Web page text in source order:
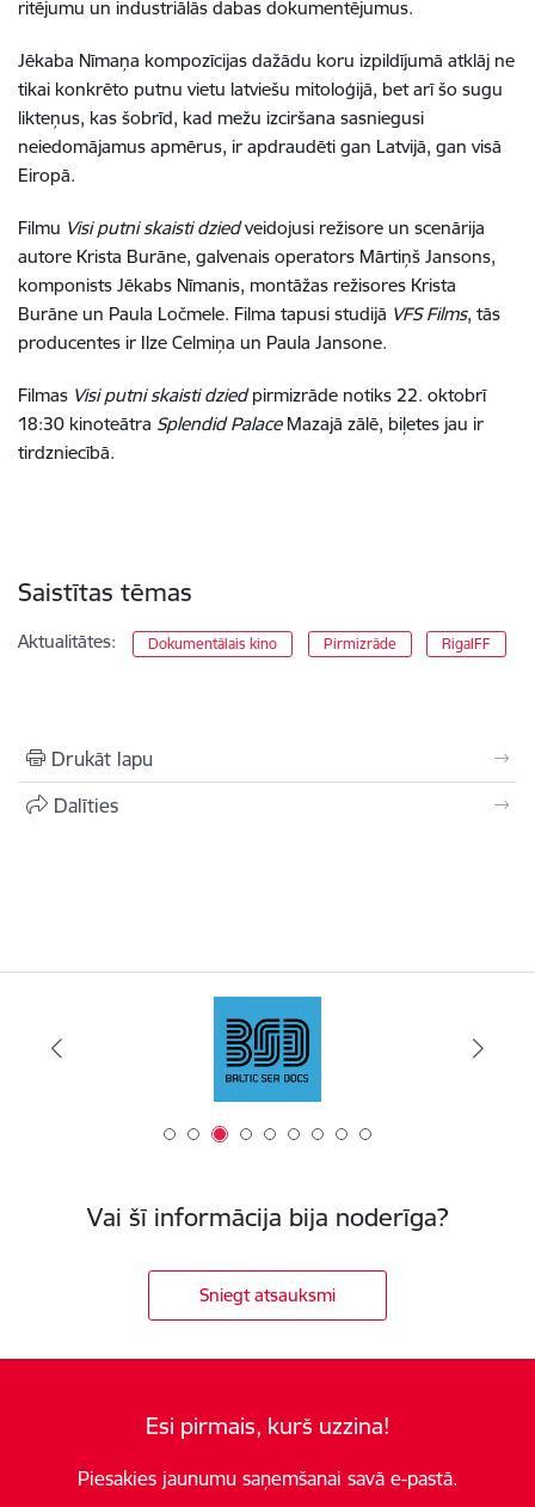
ritējumu un industriālās dabas dokumentējumus.
Jēkaba Nīmaņa kompozīcijas dažādu koru izpildījumā atklāj ne
tikai konkrēto putnu vietu latviešu mitoloģijā, bet arī šo sugu
likteņus, kas šobrīd, kad mežu izciršana sasniegusi
neiedomājamus apmērus, ir apdraudēti gan Latvijā, gan visā
Eiropā.
Filmu Visi putni skaisti dziedveidojusi režisore un scenārija
autore Krista Burāne, galvenais operators Mārtiņš Jansons,
komponists Jēkabs Nīmanis, montāžas režisores Krista
Burāne un Paula Ločmele. Filma tapusi studijā VFS Films, tās
producentes ir Ilze Celmiņa un Paula Jansone.
Filmas Visi putni skaisti dziedpirmizrāde notiks 22. oktobrī
18:30 kinoteātra Splendid PalaceMazajā zālē, biļetes jau ir
tirdzniecībā.
Saistītas tēmas
Aktualitātes: Dokumentālais kino Pirmizrāde RigaIFF
Drukāt lapu
Dalīties
Vai šī informācija bija noderīga?
Sniegt atsauksmi
Esi pirmais, kurš uzzina!
Piesakies jaunumu saņemšanai savā e-pastā.